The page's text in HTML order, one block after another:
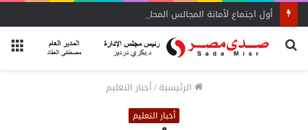
بحث
الرئيسية/أخبار التعليم
أخبار التعليم